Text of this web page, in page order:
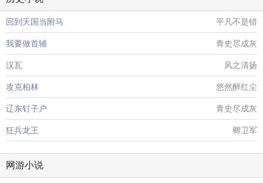
回到天国当附马 平凡不是错
我要做首辅 青史尽成灰
汉瓦 风之清扬
攻克柏林 悠然醉红尘
辽东钉子户 青史尽成灰
狂兵龙王 卿卫军
网游小说